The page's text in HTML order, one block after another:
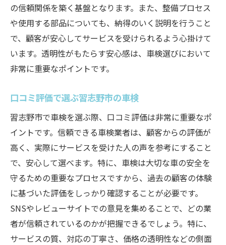
の信頼関係を築く基盤となります。また、整備プロセス
や使用する部品についても、納得のいく説明を行うこと
で、顧客が安心してサービスを受けられるよう心掛けて
います。透明性がもたらす安心感は、車検選びにおいて
非常に重要なポイントです。
口コミ評価で選ぶ習志野市の車検
習志野市で車検を選ぶ際、口コミ評価は非常に重要なポ
イントです。信頼できる車検業者は、顧客からの評価が
高く、実際にサービスを受けた人の声を参考にすること
で、安心して選べます。特に、車検は大切な車の安全を
守るための重要なプロセスですから、過去の顧客の体験
に基づいた評価をしっかり確認することが必要です。
SNSやレビューサイトでの意見を集めることで、どの業
者が信頼されているのかが把握できるでしょう。特に、
サービスの質、対応の丁寧さ、価格の透明性などの側面